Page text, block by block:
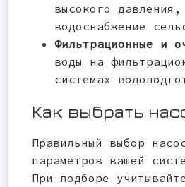
высокого
водоснабжение
Фильтрационные и
воды на
системах
Как выбрать
Правильный выбор
параметров вашей
При подборе